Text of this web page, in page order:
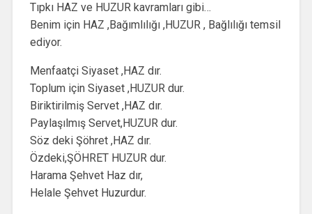
Tıpkı HAZ ve HUZUR kavramları gibi…
Benim için HAZ ,Bağımlılığı ,HUZUR , Bağlılığı temsil
ediyor.
Menfaatçi Siyaset ,HAZ dır.
Toplum için Siyaset ,HUZUR dur.
Biriktirilmiş Servet ,HAZ dır.
Paylaşılmış Servet,HUZUR dur.
Söz deki Şöhret ,HAZ dır.
Özdeki,ŞÖHRET HUZUR dur.
Harama Şehvet Haz dır,
Helale Şehvet Huzurdur.